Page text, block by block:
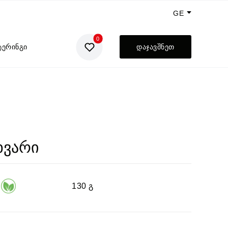
GE
UA
0
დაჯავშნეთ
130 გ